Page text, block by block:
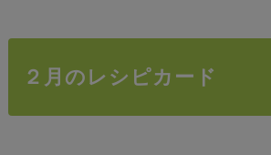
２月のレシピカード